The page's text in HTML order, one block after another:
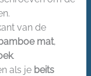
van de
mat,
.
als je beits